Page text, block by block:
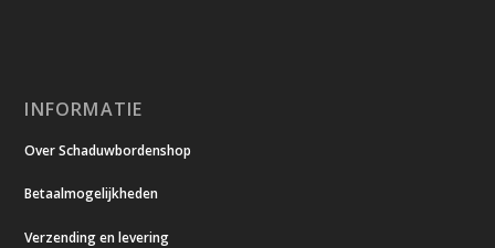
INFORMATIE
Over Schaduwbordenshop
Betaalmogelijkheden
Verzending en levering